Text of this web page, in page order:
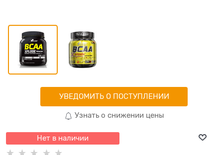
УВЕДОМИТЬ О ПОСТУПЛЕНИИ
Узнать о снижении цены
Нет в наличии